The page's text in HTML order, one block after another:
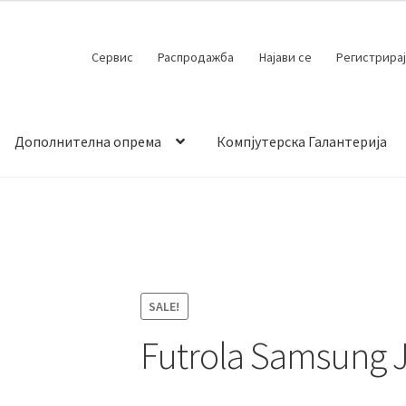
Сервис Распродажба Најави се
Дополнителна опрема Компјутерска Галантерија
SALE!
Futrola Samsung